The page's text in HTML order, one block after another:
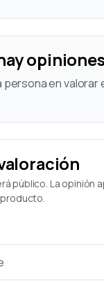
opiniones
persona en valorar
público. La opinión